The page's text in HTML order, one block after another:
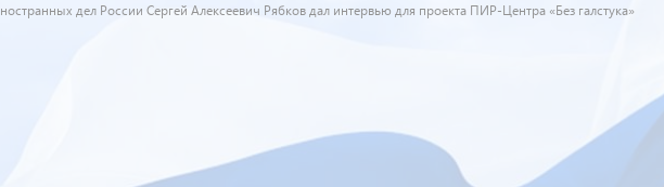
дел России Сергей Алексеевич Рябков дал интервью для проекта ПИР-Центра «Без галстука»